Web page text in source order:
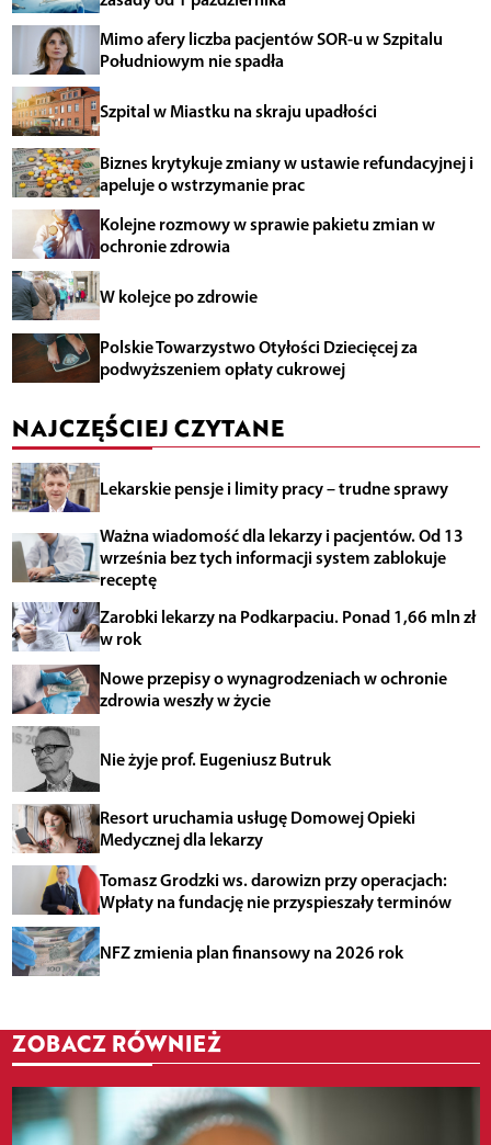
Mimo afery liczba pacjentów SOR-u w Szpitalu
Południowym nie spadła
Szpital w Miastku na skraju upadłości
Biznes krytykuje zmiany w ustawie refundacyjnej i
apeluje o wstrzymanie prac
Kolejne rozmowy w sprawie pakietu zmian w
ochronie zdrowia
W kolejce po zdrowie
Polskie Towarzystwo Otyłości Dziecięcej za
podwyższeniem opłaty cukrowej
NAJCZĘŚCIEJ CZYTANE
Lekarskie pensje i limity pracy – trudne sprawy
Ważna wiadomość dla lekarzy i pacjentów. Od 13
września bez tych informacji system zablokuje
receptę
Zarobki lekarzy na Podkarpaciu. Ponad 1,66 mln zł
w rok
Nowe przepisy o wynagrodzeniach w ochronie
zdrowia weszły w życie
Nie żyje prof. Eugeniusz Butruk
Resort uruchamia usługę Domowej Opieki
Medycznej dla lekarzy
Tomasz Grodzki ws. darowizn przy operacjach:
Wpłaty na fundację nie przyspieszały terminów
NFZ zmienia plan finansowy na 2026 rok
ZOBACZ RÓWNIEŻ